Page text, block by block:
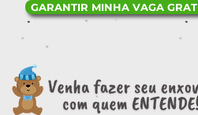
GARANTIR MINHA VAGA